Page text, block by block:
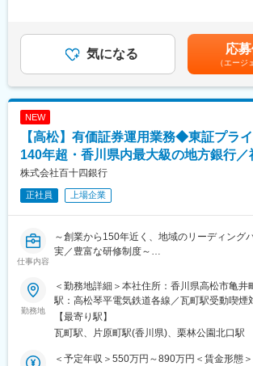
変更の範囲：会社の定める業務
・シンジケートローンやプロジェクトファイ
高い融資手法の運営・管理業務で、案件の組
た第百十四国立銀行としてスタートしました
和、平成の四代にわたり、香川県経済の中心
ない基盤と信用を培って続いてきた伝統ある
■長期ビジョン・経営計画：
百十四グループ 「長期ビジョン2030」
＜私たちが実現したいこと＞
し、汗をかき、その課題解決に全力を尽くす
な”がよりよくあり続けるための力になるこ
◇お客さま・地域の課題が多様化・複雑化す
解決に向けたパートナーとして伴走していく
創っていきます。
目安の金額であり、選考を通じて上下する可
給(月額)は固定手当を含めた表記です。
気になる 応
（エージ
NEW
【高松】有価証券運用業務◆東証プラ
140年超・香川県内最大級の地方銀行
株式会社百十四銀行
正社員 上場企業
仕事内容
～創業から150年近く、地域のリーディング
実／豊富な研修制度～
■業務内容：
◇有価証券等（国内外の債券・株式・投資信
使った商品）の運用
◇外国為替に関する取引などの市場性資金取引
◇市場調査などの分析業務
◇新規運用手法の検討 など
勤務地
＜勤務地詳細＞本社住所：香川県高松市亀井
駅：高松琴平電気鉄道各線／瓦町駅受動喫煙
能場所あり変更の範囲：会社の定める事業所
【最寄り駅】
瓦町駅、片原町駅(香川県)、栗林公園北口駅
＜予定年収＞550万円～890万円＜賃金形態